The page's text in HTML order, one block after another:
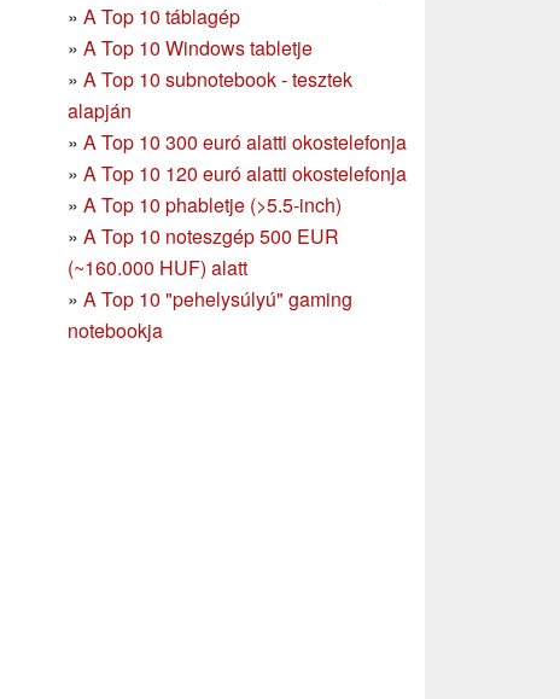
» A Top 10 táblagép
» A Top 10 Windows tabletje
» A Top 10 subnotebook - tesztek
alapján
» A Top 10 300 euró alatti okostelefonja
» A Top 10 120 euró alatti okostelefonja
» A Top 10 phabletje (>5.5-inch)
» A Top 10 noteszgép 500 EUR
(~160.000 HUF) alatt
» A Top 10 "pehelysúlyú" gaming
notebookja